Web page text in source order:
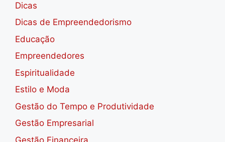
Dicas
Dicas de Empreendedorismo
Educação
Empreendedores
Espiritualidade
Estilo e Moda
Gestão do Tempo e Produtividade
Gestão Empresarial
Gestão Financeira